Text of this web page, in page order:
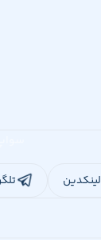
لینکدین